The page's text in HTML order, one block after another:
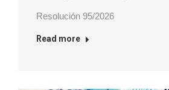
Resolución 95/2026
Read more